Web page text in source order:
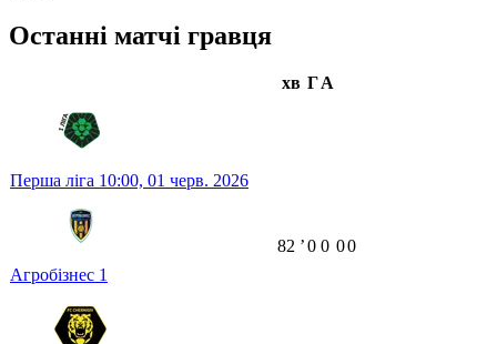
Останні матчі гравця
хв ГА
Перша ліга 10:00, 01 черв. 2026
Агробізнес 1
82 ʼ0 0 00